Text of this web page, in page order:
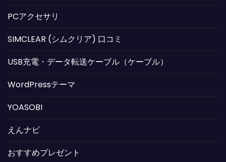
PCアクセサリ
SIMCLEAR (シムクリア) 口コミ
USB充電・データ転送ケーブル（ケーブル）
WordPressテーマ
YOASOBI
えんナビ
おすすめプレゼント